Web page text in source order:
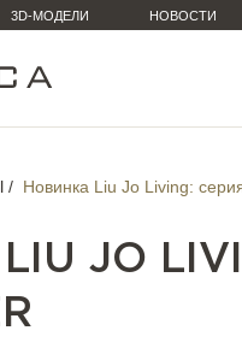
3D-МОДЕЛИ НОВОСТИ
Новинка Liu Jo Living:
JO